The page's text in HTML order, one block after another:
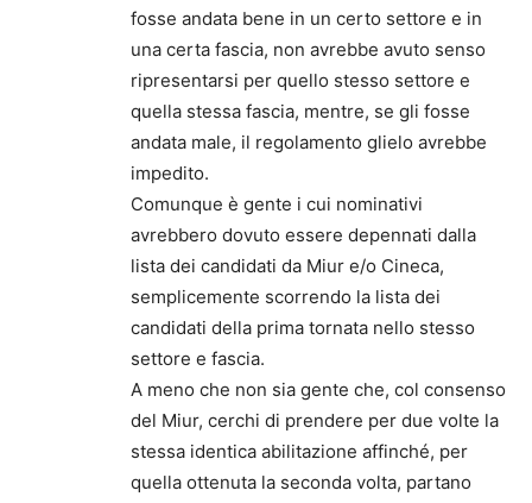
fosse andata bene in un certo settore e in
una certa fascia, non avrebbe avuto senso
ripresentarsi per quello stesso settore e
quella stessa fascia, mentre, se gli fosse
andata male, il regolamento glielo avrebbe
impedito.
Comunque è gente i cui nominativi
avrebbero dovuto essere depennati dalla
lista dei candidati da Miur e/o Cineca,
semplicemente scorrendo la lista dei
candidati della prima tornata nello stesso
settore e fascia.
A meno che non sia gente che, col consenso
del Miur, cerchi di prendere per due volte la
stessa identica abilitazione affinché, per
quella ottenuta la seconda volta, partano